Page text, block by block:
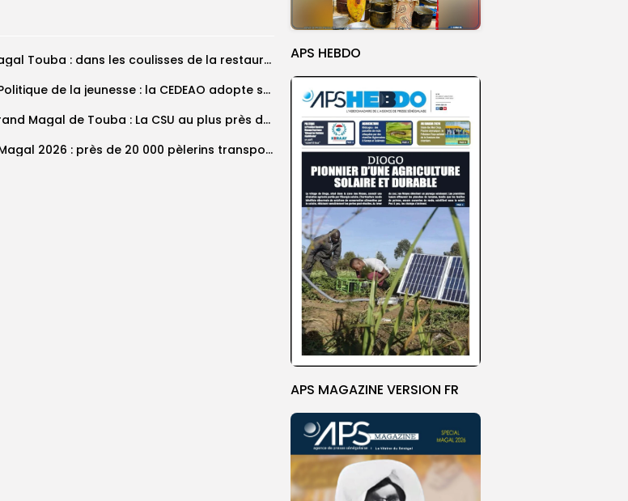
APS HEBDO
APS MAGAZINE VERSION FR
Magal Touba : dans les coulisses de la restauration de la presse...
Politique de la jeunesse : la CEDEAO adopte son plan d’actions stratégiques...
Grand Magal de Touba : La CSU au plus près des pèlerins
Magal 2026 : près de 20 000 pèlerins transportés vers Touba en...